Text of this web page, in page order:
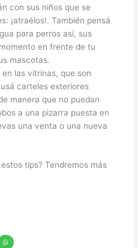
con sus niños que se
¡atraélos!. También pensá
para perros así, sus
en frente de tu
mascotas.
las vitrinas, que son
carteles exteriores
manera que no puedan
a una pizarra puesta en
una venta o una nueva
tips? Tendremos más